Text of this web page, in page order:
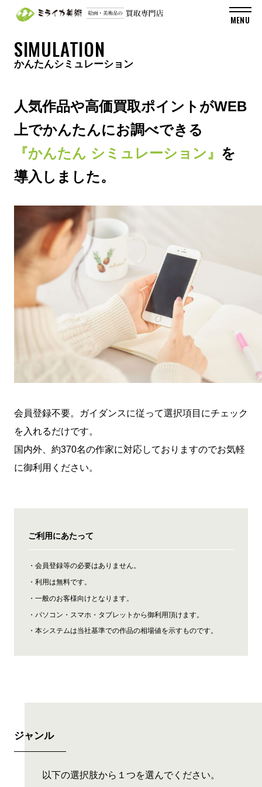
SIMULATION
かんたんシミュレーション
人気作品や高価買取ポイントがWEB
上でかんたんにお調べできる
『かんたん シミュレーション』 を
導入しました。
会員登録不要。ガイダンスに従って選択項目にチェック
を 入れるだけです。
国内外、約370名の作家に対応しておりますのでお気軽
に御利用ください。
ご利用にあたって
会員登録等の必要はありません。
利用は無料です。
一般のお客様向けとなります。
パソコン・スマホ・タブレットから御利用頂けます。
本システムは当社基準での作品の相場値を示すものです。
ジャンル
以下の選択肢から１つを選んでください。